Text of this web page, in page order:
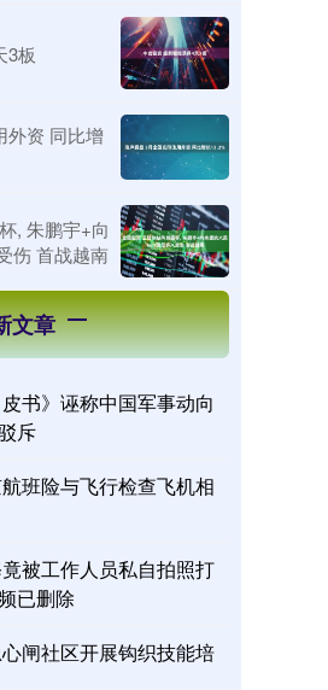
3板
外资 同比增
, 朱鹏宇+向
伤 首战越南
文章
书》诬称中国军事动向
斥
班险与飞行检查飞机相
被工作人员私自拍照打
已删除
闸社区开展钩织技能培